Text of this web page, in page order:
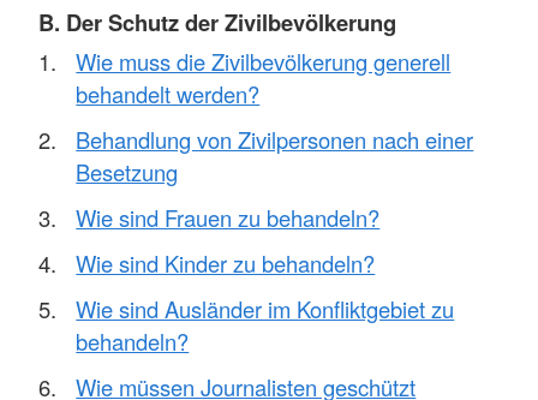
B. Der Schutz der Zivilbevölkerung
Wie muss die Zivilbevölkerung generell
behandelt werden?
Behandlung von Zivilpersonen nach einer
Besetzung
Wie sind Frauen zu behandeln?
Wie sind Kinder zu behandeln?
Wie sind Ausländer im Konfliktgebiet zu
behandeln?
Wie müssen Journalisten geschützt